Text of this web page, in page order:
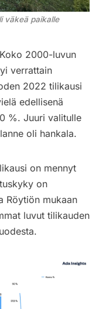
väkeä paikalle
2000-luvun
verrattain
2022 tilikausi
edellisenä
%. Juuri valitulle
oli hankala.
on mennyt
on
Röytiön mukaan
luvut tilikauden